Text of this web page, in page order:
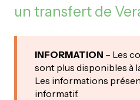
un transfert de
INFORMATION – Les
sont plus disponibles à
Les informations
informatif.